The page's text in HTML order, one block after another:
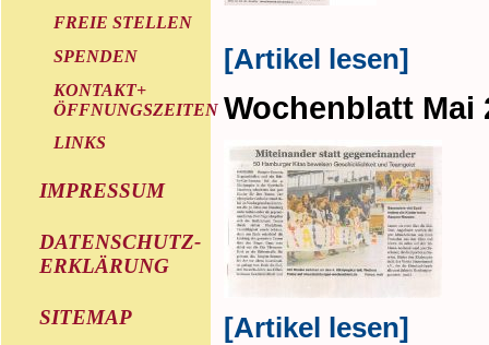
FREIE STELLEN
SPENDEN
KONTAKT+
ÖFFNUNGSZEITEN
LINKS
IMPRESSUM
DATENSCHUTZ-
ERKLÄRUNG
SITEMAP
[Artikel lesen]
Wochenblatt Mai
[Artikel lesen]